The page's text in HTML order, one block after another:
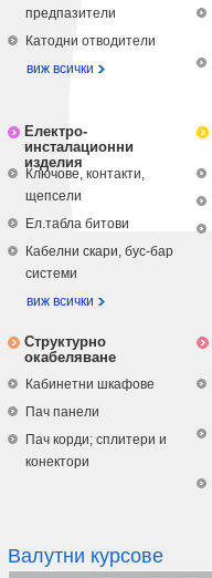
предпазители
Катодни отводители
виж всички
Електро-
инсталационни
изделия
Ключове, контакти,
щепсели
Ел.табла битови
Кабелни скари, бус-бар
системи
виж всички
Структурно
окабеляване
Кабинетни шкафове
Пач панели
Пач корди; сплитери и
конектори
Валутни курсове